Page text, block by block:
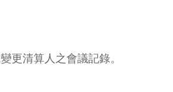
更清算人之會議記錄。